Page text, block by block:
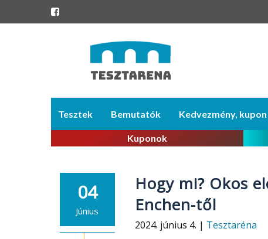
content
Tesztek Bemutatók Kedvezmény, kupon
Kuponok
04
Június
Hogy mi? Okos
Enchen-től
2024. június 4. | Tesztaréna